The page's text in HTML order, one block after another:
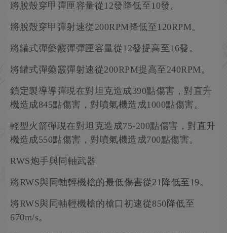
將脫殼穿甲彈匣容量從12發降低至10發。
將脫殼穿甲彈射速從200RPM降低至120RPM。
將罐式彈藥霰彈彈匣容量從12發提高至16發。
將罐式彈藥霰彈射速從200RPM提高至240RPM。
鎖定製導導彈現在對坦克造成390點傷害，對直升
機造成845點傷害，對噴氣機造成1000點傷害。
輕型火箭彈現在對坦克造成75-200點傷害，對直升
機造成550點傷害，對噴氣機造成700點傷害。
RWS炮手與同軸武器
將RWS與同軸輕機槍的最低傷害從21降低至19。
將RWS與同軸輕機槍的槍口初速從850降低至
670m/s。